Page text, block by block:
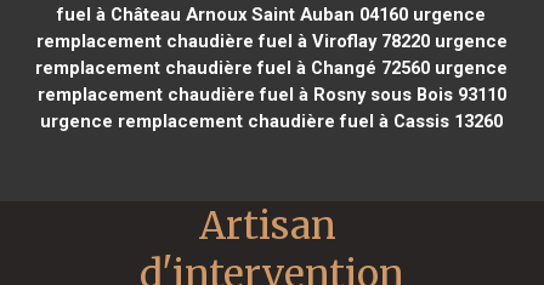
fuel à Château Arnoux Saint Auban 04160 urgence
remplacement chaudière fuel à Viroflay 78220urgence
remplacement chaudière fuel à Changé 72560 urgence
remplacement chaudière fuel à Rosny sous Bois 93110
urgence remplacement chaudière fuel à Cassis 13260
Artisan
d'intervention